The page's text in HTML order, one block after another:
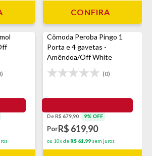
CONFIRA
Cômoda Peroba Pingo 1
Porta e 4 gavetas -
Amêndoa/Off White
(0)
De R$ 679,90 9% OFF
PorR$ 619,90
ou 10x de R$ 61,99 sem juros